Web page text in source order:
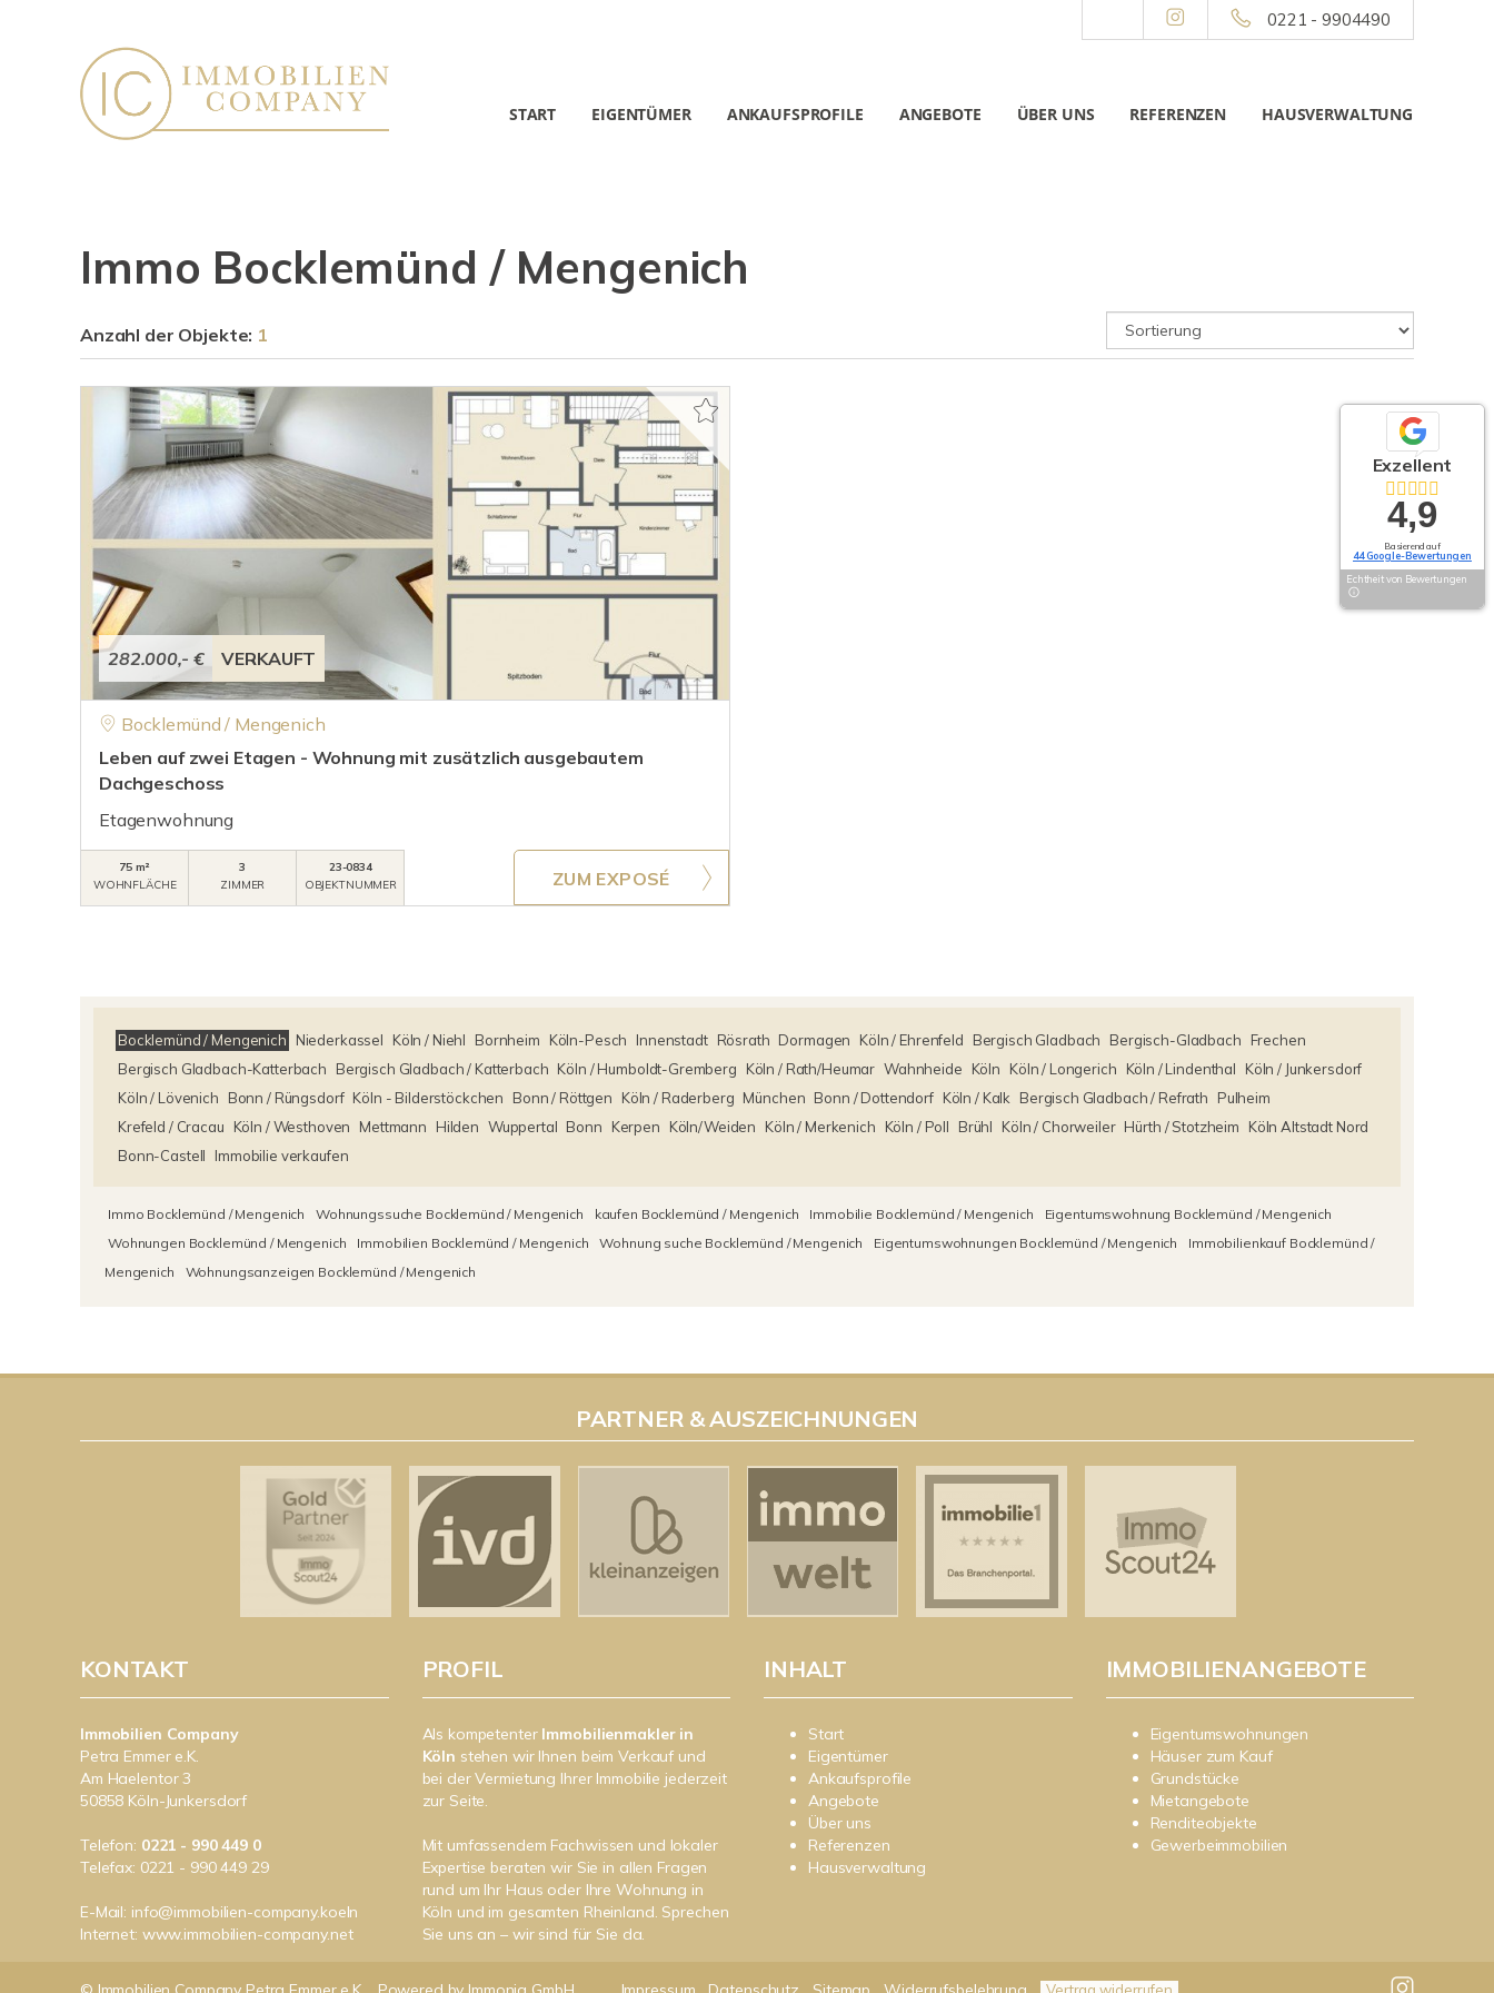
0221 - 9904490
START EIGENTÜMER ANKAUFSPROFILE ANGEBOTE ÜBER UNS REFERENZEN HAUSVERWALTUNG
Immo Bocklemünd / Mengenich
Anzahl der Objekte: 1
282.000,- € VERKAUFT
Bocklemünd / Mengenich
Leben auf zwei Etagen - Wohnung mit zusätzlich ausgebautem
Dachgeschoss
Etagenwohnung
75 m²
WOHNFLÄCHE
3
ZIMMER
23-0834
OBJEKTNUMMER
ZUM EXPOSÉ
Bocklemünd / Mengenich Niederkassel Köln / Niehl Bornheim Köln-Pesch Innenstadt Rösrath Dormagen Köln / Ehrenfeld Bergisch Gladbach Bergisch-Gladbach
Frechen
Bergisch Gladbach-Katterbach
Bergisch Gladbach / Katterbach Köln / Humboldt-Gremberg Köln / Rath/Heumar Wahnheide Köln Köln / Longerich Köln / Lindenthal
Köln / Junkersdorf
Köln / Lövenich
Bonn / Rüngsdorf Köln - Bilderstöckchen Bonn / Röttgen Köln / Raderberg München Bonn / Dottendorf Köln / Kalk Bergisch Gladbach / Refrath
Pulheim
Krefeld / Cracau
Köln / Westhoven Mettmann Hilden Wuppertal Bonn Kerpen Köln/Weiden Köln / Merkenich Köln / Poll Brühl Köln / Chorweiler Hürth / Stotzheim
Köln Altstadt Nord
Bonn-Castell
Immobilie verkaufen
Immo Bocklemünd / Mengenich Wohnungssuche Bocklemünd / Mengenich kaufen Bocklemünd / Mengenich Immobilie Bocklemünd / Mengenich
Eigentumswohnung Bocklemünd / Mengenich
Wohnungen Bocklemünd / Mengenich
Immobilien Bocklemünd / Mengenich Wohnung suche Bocklemünd / Mengenich Eigentumswohnungen Bocklemünd / Mengenich
Immobilienkauf Bocklemünd /
Mengenich
Wohnungsanzeigen Bocklemünd / Mengenich
Exzellent
4,9
Basierend auf
44 Google-Bewertungen
Echtheit von Bewertungen
PARTNER & AUSZEICHNUNGEN
KONTAKT
Immobilien Company
Petra Emmer e.K.
Am Haelentor 3
50858 Köln-Junkersdorf
Telefon: 0221 - 990 449 0
Telefax: 0221 - 990 449 29
E-Mail: info@immobilien-company.koeln
Internet: www.immobilien-company.net
PROFIL
Als kompetenter Immobilienmakler in
Köln stehen wir Ihnen beim Verkauf und
bei der Vermietung Ihrer Immobilie jederzeit
zur Seite.
Mit umfassendem Fachwissen und lokaler
Expertise beraten wir Sie in allen Fragen
rund um Ihr Haus oder Ihre Wohnung in
Köln und im gesamten Rheinland. Sprechen
Sie uns an – wir sind für Sie da.
INHALT
Start
Eigentümer
Ankaufsprofile
Angebote
Über uns
Referenzen
Hausverwaltung
IMMOBILIENANGEBOTE
Eigentumswohnungen
Häuser zum Kauf
Grundstücke
Mietangebote
Renditeobjekte
Gewerbeimmobilien